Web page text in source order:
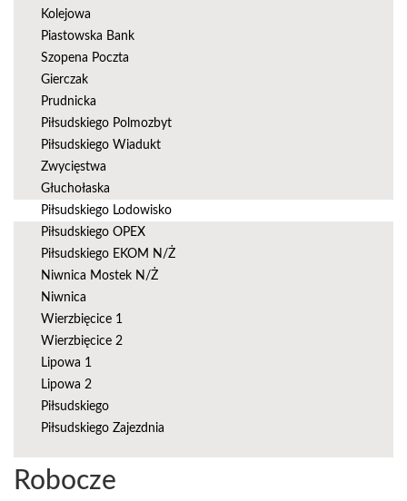
Kolejowa
Piastowska Bank
Szopena Poczta
Gierczak
Prudnicka
Piłsudskiego Polmozbyt
Piłsudskiego Wiadukt
Zwycięstwa
Głuchołaska
Piłsudskiego Lodowisko
Piłsudskiego OPEX
Piłsudskiego EKOM N/Ż
Niwnica Mostek N/Ż
Niwnica
Wierzbięcice 1
Wierzbięcice 2
Lipowa 1
Lipowa 2
Piłsudskiego
Piłsudskiego Zajezdnia
Robocze